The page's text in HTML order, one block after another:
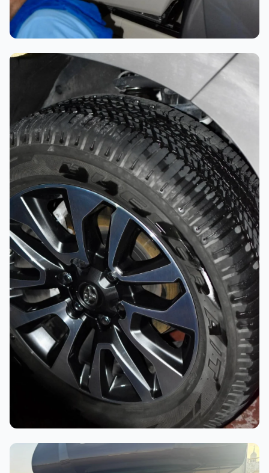
تلميع احترافي
أثناء العمل